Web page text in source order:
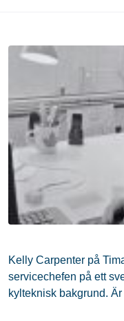
Kelly Carpenter på
servicechefen på ett
kylteknisk bakgrund.